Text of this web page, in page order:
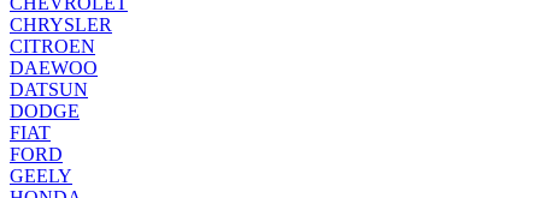
CHRYSLER
CITROEN
DAEWOO
DATSUN
DODGE
FIAT
FORD
GEELY